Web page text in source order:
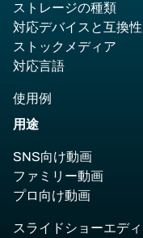
ストレージの種類
対応デバイスと互換性
ストックメディア
対応言語
使用例
用途
SNS向け動画
ファミリー動画
プロ向け動画
スライドショーエデ